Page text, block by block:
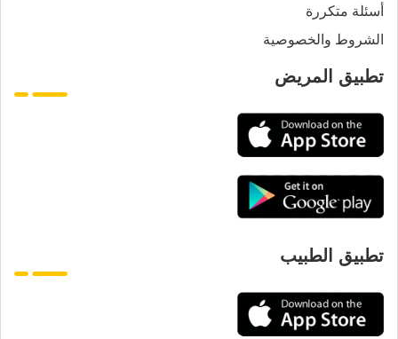
أسئلة متكررة
الشروط والخصوصية
تطبيق المريض
تطبيق الطبيب